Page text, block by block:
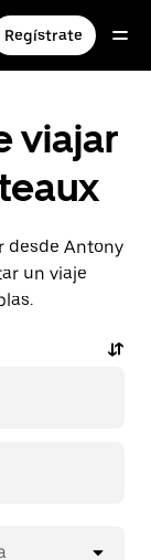
Regístrate
viajar
desde Antony
un viaje